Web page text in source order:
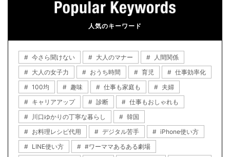
人気のキーワード
今さら聞けない 大人のマナー
人間関係
大人の女子力
おうち時間 育児
仕事効率化
100均
趣味 仕事も家庭も
夫婦
キャリアアップ
診断
仕事もおしゃれも
川口ゆかりの丁寧な暮らし
韓国
お料理レシピ代用
デジタル苦手
iPhone使い方
LINE使い方
#ワーママあるある劇場